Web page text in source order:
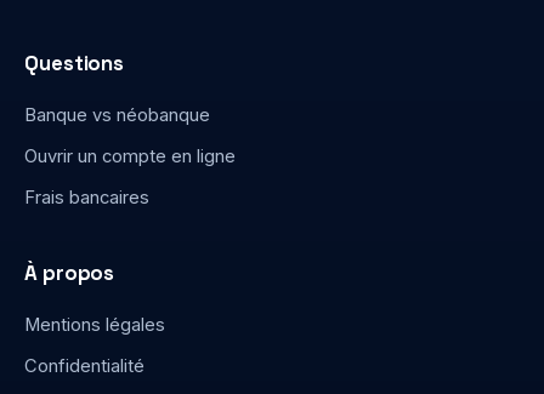
Questions
Banque vs néobanque
Ouvrir un compte en ligne
Frais bancaires
À propos
Mentions légales
Confidentialité